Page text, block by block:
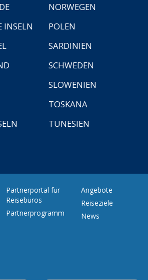
NORWEGEN
INSELN
POLEN
SARDINIEN
SCHWEDEN
SLOWENIEN
TOSKANA
TUNESIEN
Partnerportal für
Reisebüros
Partnerprogramm
Angebote
Reiseziele
News